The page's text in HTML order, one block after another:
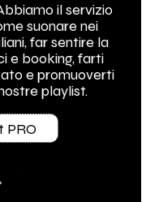
il servizio
suonare nei
far sentire la
e booking, farti
e promuoverti
playlist.
PRO